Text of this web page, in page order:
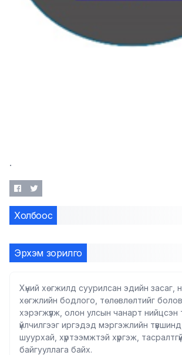
.
Холбоос
Эрхэм зорилго
Хүний хөгжилд суурилсан эдийн засаг,
хөгжлийн бодлого, төлөвлөлтийг
хэрэгжүүлж, олон улсын чанарт нийцсэн
үйлчилгээг иргэдэд мэргэжлийн
шуурхай, хүртээмжтэй хүргэж,
байгууллага байх.